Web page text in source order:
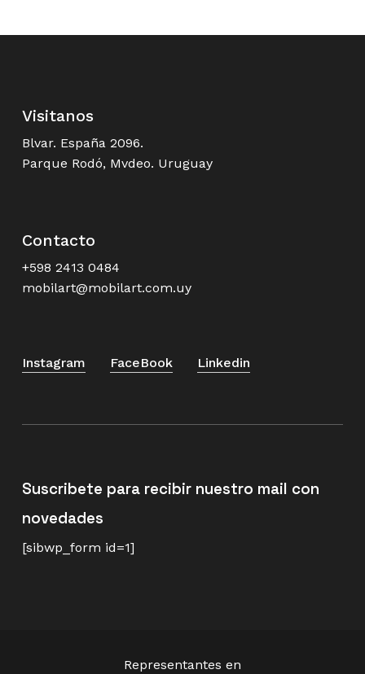
Visitanos
Blvar. España 2096.
Parque Rodó, Mvdeo. Uruguay
Contacto
+598 2413 0484
mobilart@mobilart.com.uy
Instagram FaceBook Linkedin
Suscribete para recibir nuestro mail con
novedades
[sibwp_form id=1]
Representantes en